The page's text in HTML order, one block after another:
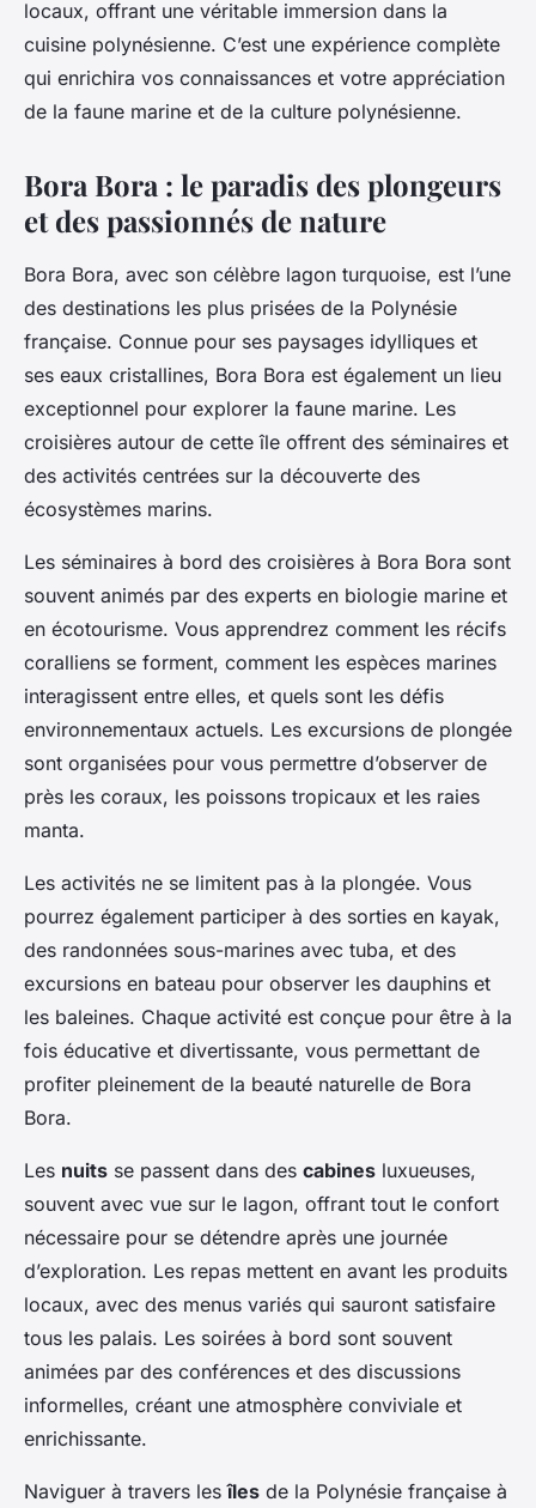
locaux, offrant une véritable immersion dans la
cuisine polynésienne. C’est une expérience complète
qui enrichira vos connaissances et votre appréciation
de la faune marine et de la culture polynésienne.
Bora Bora : le paradis des plongeurs
et des passionnés de nature
Bora Bora, avec son célèbre lagon turquoise, est l’une
des destinations les plus prisées de la Polynésie
française. Connue pour ses paysages idylliques et
ses eaux cristallines, Bora Bora est également un lieu
exceptionnel pour explorer la faune marine. Les
croisières autour de cette île offrent des séminaires et
des activités centrées sur la découverte des
écosystèmes marins.
Les séminaires à bord des croisières à Bora Bora sont
souvent animés par des experts en biologie marine et
en écotourisme. Vous apprendrez comment les récifs
coralliens se forment, comment les espèces marines
interagissent entre elles, et quels sont les défis
environnementaux actuels. Les excursions de plongée
sont organisées pour vous permettre d’observer de
près les coraux, les poissons tropicaux et les raies
manta.
Les activités ne se limitent pas à la plongée. Vous
pourrez également participer à des sorties en kayak,
des randonnées sous-marines avec tuba, et des
excursions en bateau pour observer les dauphins et
les baleines. Chaque activité est conçue pour être à la
fois éducative et divertissante, vous permettant de
profiter pleinement de la beauté naturelle de Bora
Bora.
Les nuits se passent dans des cabines luxueuses,
souvent avec vue sur le lagon, offrant tout le confort
nécessaire pour se détendre après une journée
d’exploration. Les repas mettent en avant les produits
locaux, avec des menus variés qui sauront satisfaire
tous les palais. Les soirées à bord sont souvent
animées par des conférences et des discussions
informelles, créant une atmosphère conviviale et
enrichissante.
Naviguer à travers lesîles de la Polynésie française à